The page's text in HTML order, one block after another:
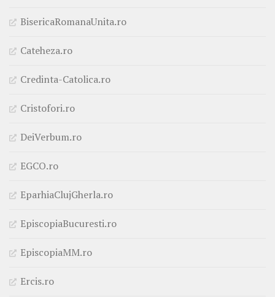
BisericaRomanaUnita.ro
Cateheza.ro
Credinta-Catolica.ro
Cristofori.ro
DeiVerbum.ro
EGCO.ro
EparhiaClujGherla.ro
EpiscopiaBucuresti.ro
EpiscopiaMM.ro
Ercis.ro